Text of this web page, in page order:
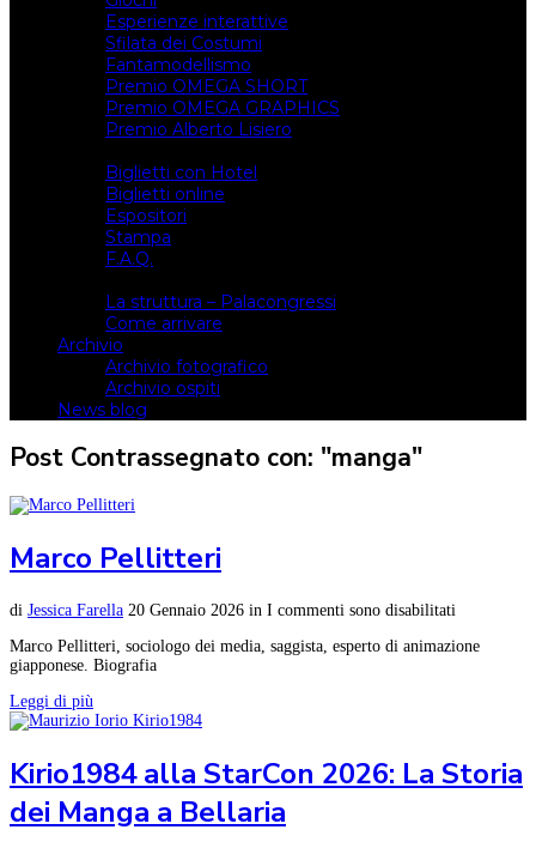
Esperienze interattive
Sfilata dei Costumi
Fantamodellismo
Premio OMEGA SHORT
Premio OMEGA GRAPHICS
Premio Alberto Lisiero
Biglietti con Hotel
Biglietti online
Espositori
Stampa
F.A.Q.
La struttura – Palacongressi
Come arrivare
Archivio
Archivio fotografico
Archivio ospiti
News blog
Post Contrassegnato con: "manga"
Marco Pellitteri
di Jessica Farella 20 Gennaio 2026 in I commenti sono disabilitati
Marco Pellitteri, sociologo dei media, saggista, esperto di animazione
giapponese. Biografia
Leggi di più
Kirio1984 alla StarCon 2026: La Storia
dei Manga a Bellaria